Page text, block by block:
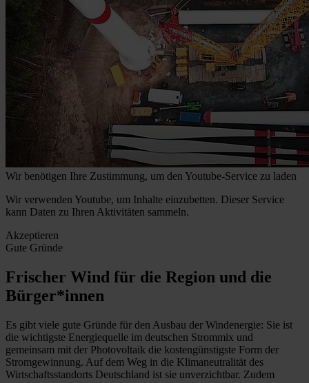
Wir benötigen Ihre Zustimmung, um den Youtube-Service zu laden
Wir verwenden Youtube, um Inhalte einzubetten. Dieser Service
kann Daten zu Ihren Aktivitäten sammeln.
Akzeptieren
Gute Gründe
Frischer Wind für die Region und die
Bürger*innen
Es gibt viele gute Gründe für den Ausbau der Windenergie: Sie ist
die wichtigste Energiequelle im deutschen Strommix und
gemeinsam mit der Photovoltaik die kostengünstigste Form der
Stromgewinnung. Auf dem Weg in die Klimaneutralität des
Wirtschaftsstandorts Deutschland ist sie unverzichtbar. Zudem